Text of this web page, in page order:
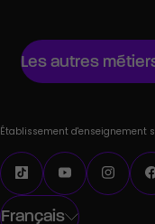
Les autres
Établissement d'enseignement
Français